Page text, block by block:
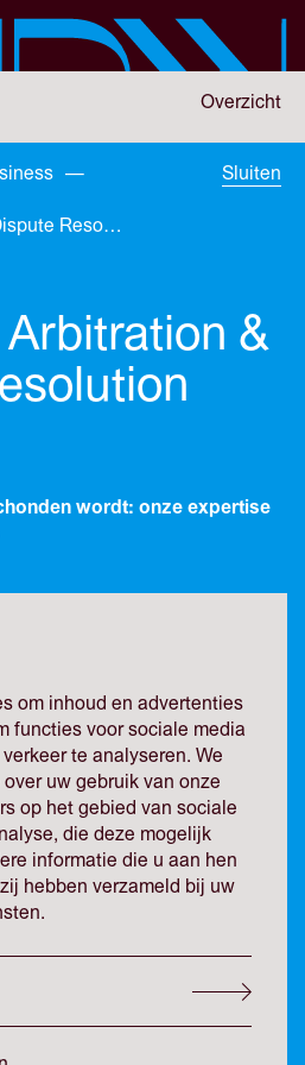
Overzicht
—
Litigation, Arbitration & Dispute Resolution
Sluiten
&
wordt: onze expertise
een contractuele of
Hoe sterk die
aan de oppervlakte en
belangen niet zo eensgezind en
het goed ging.
Beslissingen zijn
gehoopt. Informatie wordt
financiering is nodig.
fouten gemaakt. De
Er moet iets gebeuren.
toezichthouder of
Dat kan grote spanningen
om inhoud en advertenties
functies voor sociale media
te analyseren. We
uw gebruik van onze
op het gebied van sociale
die deze mogelijk
informatie die u aan hen
hebben verzameld bij uw